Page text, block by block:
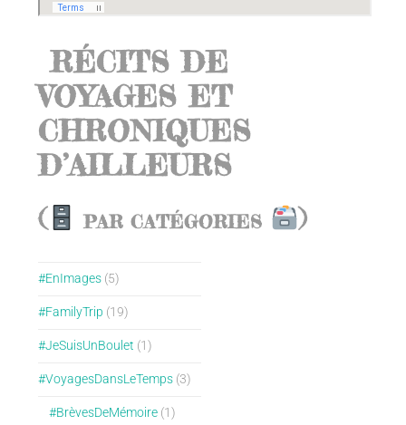
RÉCITS DE
VOYAGES ET
CHRONIQUES
D’AILLEURS
( PAR CATÉGORIES )
#EnImages(5)
#FamilyTrip (19)
#JeSuisUnBoulet (1)
#VoyagesDansLeTemps(3)
#BrèvesDeMémoire(1)